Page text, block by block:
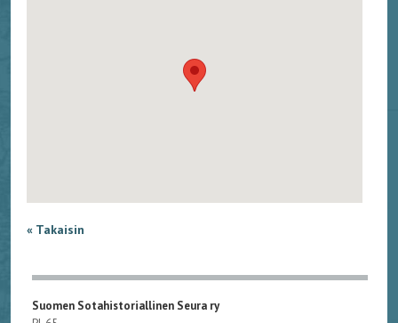
« Takaisin
Suomen Sotahistoriallinen Seura ry